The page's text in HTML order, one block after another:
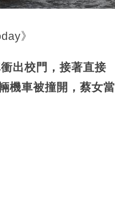
》
出校門，接著直接
機車被撞開，蔡女當